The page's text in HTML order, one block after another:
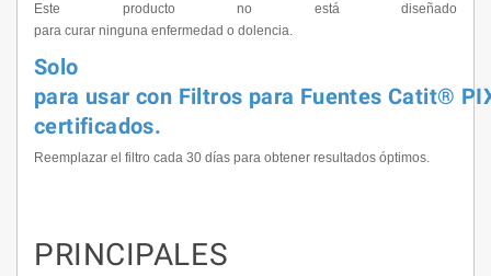
Este producto no está diseñado
para curar ninguna enfermedad o dolencia.
Solo
para usar con Filtros para Fuentes Catit®
certificados.
Reemplazar el filtro cada 30 días para obtener resultados óptimos.
PRINCIPALES